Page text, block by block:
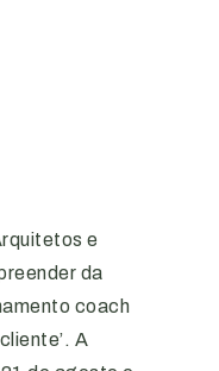
e
da
coach
A